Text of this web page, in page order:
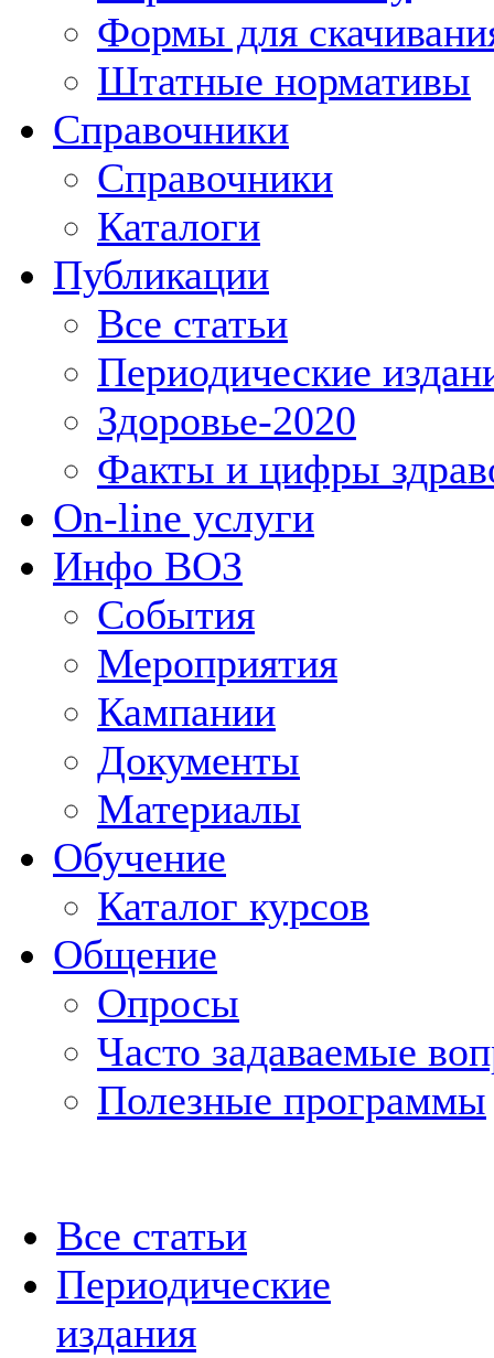
Формы для
Штатные нормативы
Справочники
Справочники
Каталоги
Публикации
Все статьи
Периодические
Здоровье-2020
Факты и цифры
On-line услуги
Инфо ВОЗ
События
Мероприятия
Кампании
Документы
Материалы
Обучение
Каталог курсов
Общение
Опросы
Часто задаваемые
Полезные программы
Все статьи
Периодические
издания